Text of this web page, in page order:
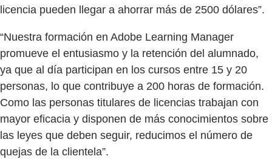
licencia pueden llegar a ahorrar más de 2500 dólares”.
“Nuestra formación en Adobe Learning Manager
promueve el entusiasmo y la retención del alumnado,
ya que al día participan en los cursos entre 15 y 20
personas, lo que contribuye a 200 horas de formación.
Como las personas titulares de licencias trabajan con
mayor eficacia y disponen de más conocimientos sobre
las leyes que deben seguir, reducimos el número de
quejas de la clientela”.